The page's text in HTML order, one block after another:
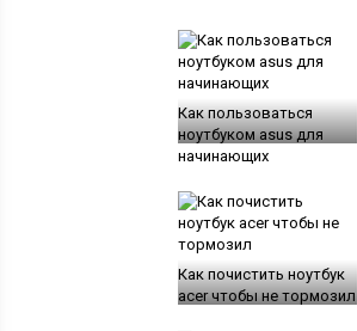
Как пользоваться
ноутбуком asus для
начинающих
Как почистить ноутбук
acer чтобы не тормозил